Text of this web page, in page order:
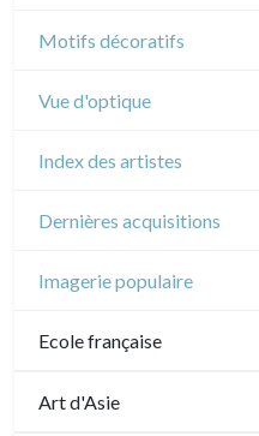
Motifs décoratifs
Vue d'optique
Index des artistes
Dernières acquisitions
Imagerie populaire
Ecole française
XVI - XVII°
Art d'Asie